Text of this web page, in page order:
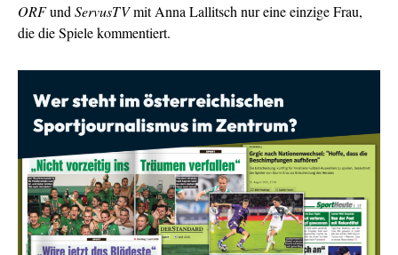
ORFund ServusTVmit Anna Lallitsch nur eine einzige Frau,
die die Spiele kommentiert.